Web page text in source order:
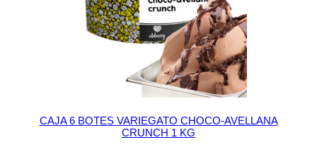
CAJA 6 BOTES VARIEGATO CHOCO-AVELLANA
CRUNCH 1 KG